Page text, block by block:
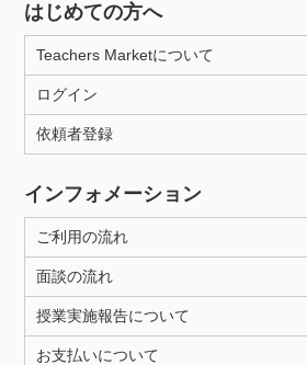
はじめての方へ
Teachers Marketについて
ログイン
依頼者登録
インフォメーション
ご利用の流れ
面談の流れ
授業実施報告について
お支払いについて